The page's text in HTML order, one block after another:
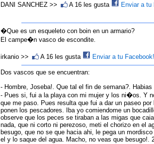
DANI SANCHEZ >> A 16 les gusta Enviar a tu
�Que es un esqueleto con boin en un armario?
El campe�n vasco de escondite.
irkanio >> A 16 les gusta Enviar a tu
Dos vascos que se encuentran:
- Hombre, Joseba!. Que tal el fin de semana?. Habias
- Pues si, fui a la playa con mi mujer y los ni�os. Y
que me paso. Pues resulta que fui a dar un paseo por
ponen los pescadores. Iba yo comiendome un
observe que los peces se tiraban a las migas que
nada, que ni corto ni perezoso, meti el chorizo en el
besugo, que no se que hacia ahi, le pega un
el y lo saque del agua. Macho, no veas que besugo!.